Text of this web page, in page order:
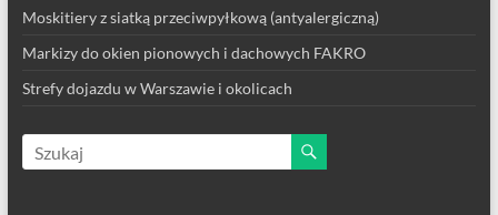
Moskitiery z siatką przeciwpyłkową (antyalergiczną)
Markizy do okien pionowych i dachowych FAKRO
Strefy dojazdu w Warszawie i okolicach